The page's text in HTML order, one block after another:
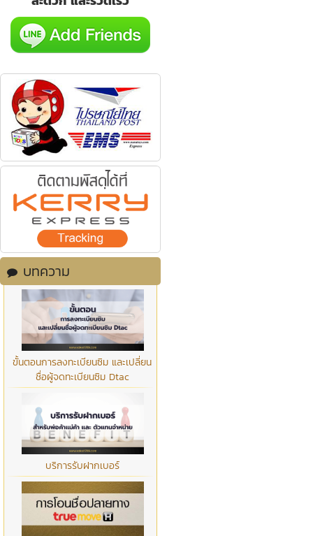
บทความ
ขั้นตอนการลงทะเบียนซิม และเปลี่ยน
ชื่อผู้จดทะเบียนซิม Dtac
บริการรับฝากเบอร์